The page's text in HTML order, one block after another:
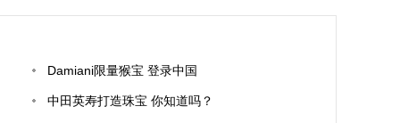
Damiani限量猴宝 登录中国
中田英寿打造珠宝 你知道吗？